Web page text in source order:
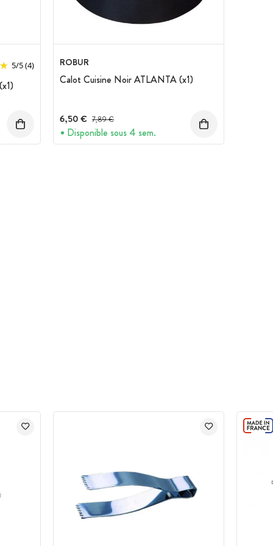
5/5(4) ROBUR
Calot Cuisine Noir ATLANTA (x1)
6,50 € Prix avant réduction :
7,89 €
Disponible sous 4 sem.